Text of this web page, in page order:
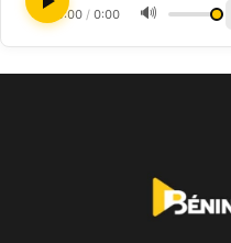
0:00 / 0:00 🔊